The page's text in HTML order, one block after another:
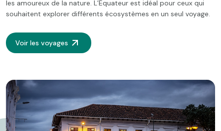
les amoureux de la nature. L’Équateur est idéal pour ceux qui
souhaitent explorer différents écosystèmes en un seul voyage.
Voir les voyages